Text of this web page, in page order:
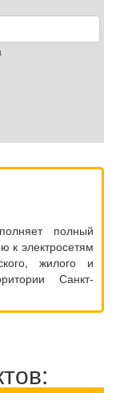
полный
к электросетям
жилого и
Санкт-